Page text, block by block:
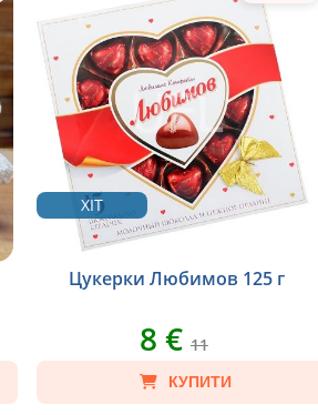
ХІТ
Цукерки Любимов 125 г
8 € 11
КУПИТИ